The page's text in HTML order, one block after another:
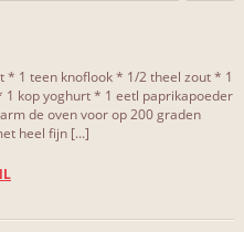
1 teen knoflook * 1/2 theel zout * 1
kop yoghurt * 1 eetl paprikapoeder
de oven voor op 200 graden
heel fijn [...]